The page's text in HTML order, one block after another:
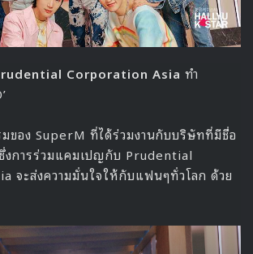
Corporation Asia ทำ
ของ SuperM ที่ได้ร่วมงานกับบริษัทที่มีชื่อ
งการร่วมแคมเปญกับ Prudential
จะส่งความมั่นใจให้กับแฟนๆทั่วโลก ด้วย